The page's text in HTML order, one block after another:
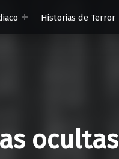
Historias de Terror
ocultas